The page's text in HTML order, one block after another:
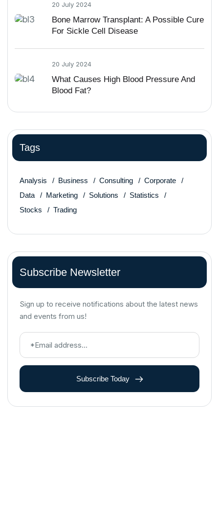
20 July 2024
Bone Marrow Transplant: A Possible Cure
For Sickle Cell Disease
20 July 2024
What Causes High Blood Pressure And
Blood Fat?
Tags
Analysis Business Consulting
Corporate
Data
Marketing Solutions
Statistics
Stocks
Trading
Subscribe Newsletter
Sign up to receive notifications about the latest news
and events from us!
Subscribe Today